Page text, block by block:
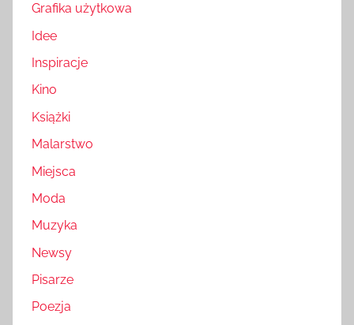
Grafika użytkowa
Idee
Inspiracje
Kino
Książki
Malarstwo
Miejsca
Moda
Muzyka
Newsy
Pisarze
Poezja